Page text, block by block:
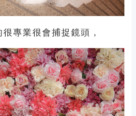
專業很會捕捉鏡頭，